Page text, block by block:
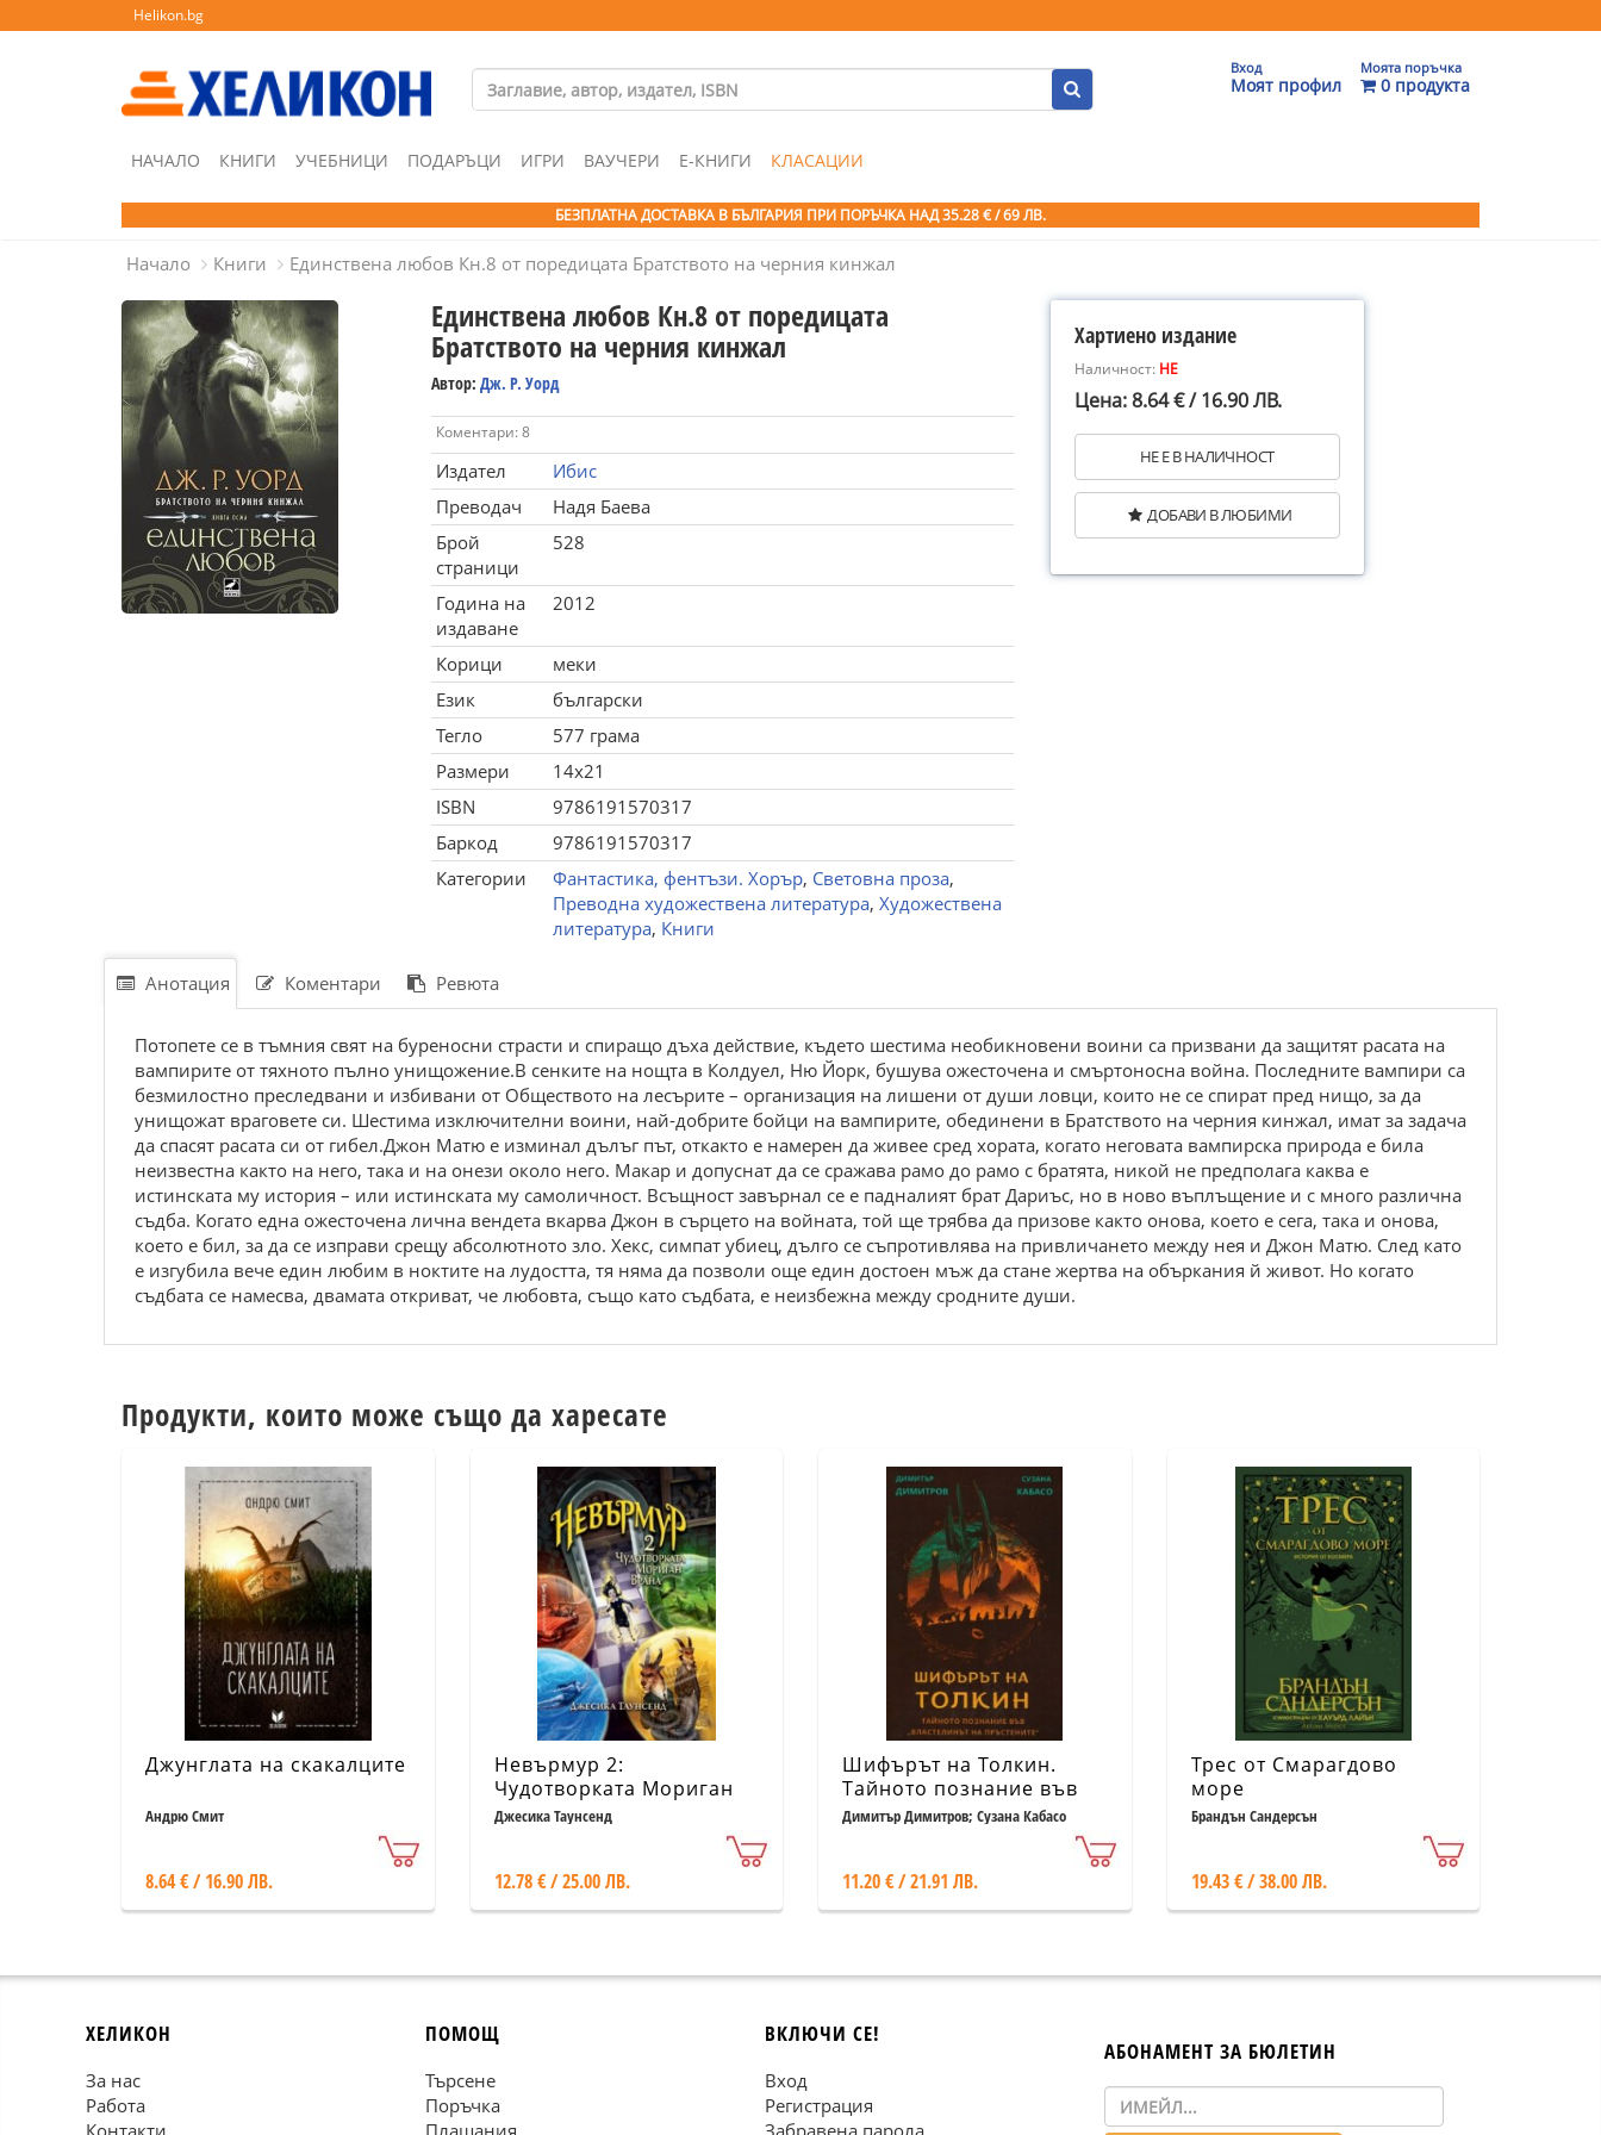
Helikon.bg
Вход
Моят профил
Моята поръчка
0 продукта
НАЧАЛО КНИГИ УЧЕБНИЦИ ПОДАРЪЦИ ИГРИ ВАУЧЕРИ Е-КНИГИ КЛАСАЦИИ
БЕЗПЛАТНА ДОСТАВКА В БЪЛГАРИЯ ПРИ ПОРЪЧКА НАД 35.28 € / 69 ЛВ.
Начало Книги Единствена любов Кн.8 от поредицата Братството на черния кинжал
Единствена любов Кн.8 от поредицата
Братството на черния кинжал
Автор: Дж. Р. Уорд
Коментари: 8
Издател
Ибис
Преводач
Надя Баева
Брой
страници
528
Година на
издаване
2012
Корици
меки
Език
български
Тегло
577 грама
Размери
14x21
ISBN
9786191570317
Баркод
9786191570317
Категории
Фантастика, фентъзи. Хорър, Световна проза,
Преводна художествена литература, Художествена
литература, Книги
Хартиено издание
Наличност: НЕ
Цена: 8.64 € / 16.90 ЛВ.
НЕ Е В НАЛИЧНОСТ
ДОБАВИ В ЛЮБИМИ
Анотация Коментари Ревюта
Потопете се в тъмния свят на буреносни страсти и спиращо дъха действие, където шестима необикновени воини са призвани да защитят расата на
вампирите от тяхното пълно унищожение.В сенките на нощта в Колдуел, Ню Йорк, бушува ожесточена и смъртоносна война. Последните вампири са
безмилостно преследвани и избивани от Обществото на лесърите – организация на лишени от души ловци, които не се спират пред нищо, за да
унищожат враговете си. Шестима изключителни воини, най-добрите бойци на вампирите, обединени в Братството на черния кинжал, имат за задача
да спасят расата си от гибел.Джон Матю е изминал дълъг път, откакто е намерен да живее сред хората, когато неговата вампирска природа е била
неизвестна както на него, така и на онези около него. Макар и допуснат да се сражава рамо до рамо с братята, никой не предполага каква е
истинската му история – или истинската му самоличност. Всъщност завърнал се е падналият брат Дариъс, но в ново въплъщение и с много различна
съдба. Когато една ожесточена лична вендета вкарва Джон в сърцето на войната, той ще трябва да призове както онова, което е сега, така и онова,
което е бил, за да се изправи срещу абсолютното зло. Хекс, симпат убиец, дълго се съпротивлява на привличането между нея и Джон Матю. След като
е изгубила вече един любим в ноктите на лудостта, тя няма да позволи още един достоен мъж да стане жертва на объркания й живот. Но когато
съдбата се намесва, двамата откриват, че любовта, също като съдбата, е неизбежна между сродните души.
Продукти, които може също да харесате
Джунглата на скакалците
Андрю Смит
8.64 € / 16.90 ЛВ.
Невърмур 2:
Чудотворката Мориган
Врана
Джесика Таунсенд
12.78 € / 25.00 ЛВ.
Шифърът на Толкин.
Тайното познание във
"Властелинът на
Димитър Димитров; Сузана Кабасо
11.20 € / 21.91 ЛВ.
Трес от Смарагдово
море
Брандън Сандерсън
19.43 € / 38.00 ЛВ.
ХЕЛИКОН
За нас
Работа
Контакти
ПОМОЩ
Търсене
Поръчка
Плащания
ВКЛЮЧИ СЕ!
Вход
Регистрация
Забравена парола
АБОНАМЕНТ ЗА БЮЛЕТИН